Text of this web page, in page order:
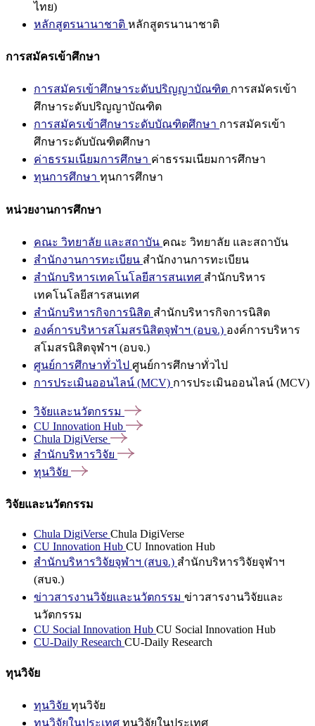
ไทย)
หลักสูตรนานาชาติ หลักสูตรนานาชาติ
การสมัครเข้าศึกษา
การสมัครเข้าศึกษาระดับปริญญาบัณฑิต การสมัครเข้า
ศึกษาระดับปริญญาบัณฑิต
การสมัครเข้าศึกษาระดับบัณฑิตศึกษา การสมัครเข้า
ศึกษาระดับบัณฑิตศึกษา
ค่าธรรมเนียมการศึกษา ค่าธรรมเนียมการศึกษา
ทุนการศึกษา ทุนการศึกษา
หน่วยงานการศึกษา
คณะ วิทยาลัย และสถาบัน คณะ วิทยาลัย และสถาบัน
สำนักงานการทะเบียน สำนักงานการทะเบียน
สำนักบริหารเทคโนโลยีสารสนเทศ สำนักบริหาร
เทคโนโลยีสารสนเทศ
สำนักบริหารกิจการนิสิต สำนักบริหารกิจการนิสิต
องค์การบริหารสโมสรนิสิตจุฬาฯ (อบจ.) องค์การบริหาร
สโมสรนิสิตจุฬาฯ (อบจ.)
ศูนย์การศึกษาทั่วไป ศูนย์การศึกษาทั่วไป
การประเมินออนไลน์ (MCV) การประเมินออนไลน์ (MCV)
วิจัยและนวัตกรรม
CU Innovation Hub
Chula DigiVerse
สำนักบริหารวิจัย
ทุนวิจัย
วิจัยและนวัตกรรม
Chula DigiVerse Chula DigiVerse
CU Innovation Hub CU Innovation Hub
สำนักบริหารวิจัยจุฬาฯ (สบจ.) สำนักบริหารวิจัยจุฬาฯ
(สบจ.)
ข่าวสารงานวิจัยและนวัตกรรม ข่าวสารงานวิจัยและ
นวัตกรรม
CU Social Innovation Hub CU Social Innovation Hub
CU-Daily Research CU-Daily Research
ทุนวิจัย
ทุนวิจัย ทุนวิจัย
ทุนวิจัยในประเทศ ทุนวิจัยในประเทศ